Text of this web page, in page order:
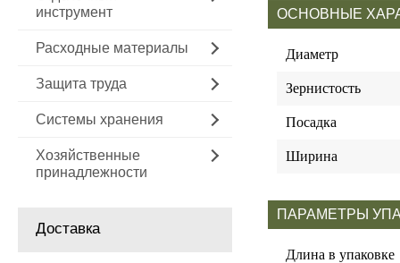
инструмент
Расходные материалы
Защита труда
Системы хранения
Хозяйственные
принадлежности
Доставка
ОСНОВНЫЕ
Диаметр
Зернистость
Посадка
Ширина
ПАРАМЕТРЫ
Длина в упаковке